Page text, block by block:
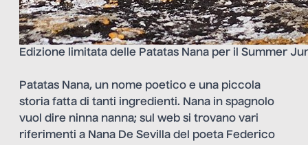
Edizione limitata delle Patatas Nana per il Summer
Patatas Nana, un nome poetico e una piccola
storia fatta di tanti ingredienti. Nana in spagnolo
vuol dire ninna nanna; sul web si trovano vari
riferimenti a Nana De Sevilla del poeta Federico